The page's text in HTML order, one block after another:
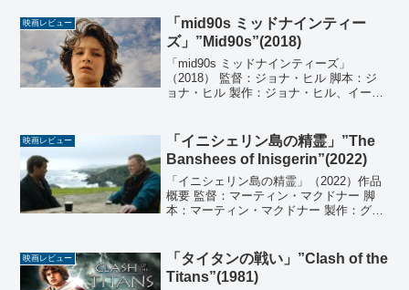
映画レビュー
「mid90s ミッドナインティー
ズ」”Mid90s”(2018)
「mid90s ミッドナインティーズ」
（2018） 監督：ジョナ・ヒル 脚本：ジ
ョナ・ヒル 製作：ジョナ・ヒル、イーラ
ト・レズナー、アッティカス・ロス 撮
影：クリスト...
映画レビュー
「イニシェリン島の精霊」”The
Banshees of Inisgerin”(2022)
「イニシェリン島の精霊」（2022）作品
概要 監督：マーティン・マクドナー 脚
本：マーティン・マクドナー 製作：グレ
カーター・バーウェル 撮影：ベン・デイ
ヴィス 編集...
映画レビュー
「タイタンの戦い」”Clash of the
Titans”(1981)